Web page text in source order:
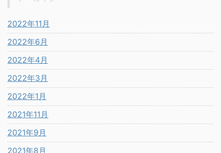
2022年11月
2022年6月
2022年4月
2022年3月
2022年1月
2021年11月
2021年9月
2021年8月